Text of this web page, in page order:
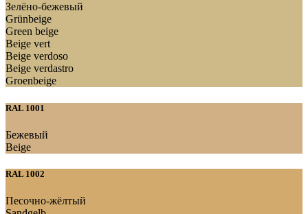
Зелёно-бежевый
Grünbeige
Green beige
Beige vert
Beige verdoso
Beige verdastro
Groenbeige
RAL 1001
Бежевый
Beige
RAL 1002
Песочно-жёлтый